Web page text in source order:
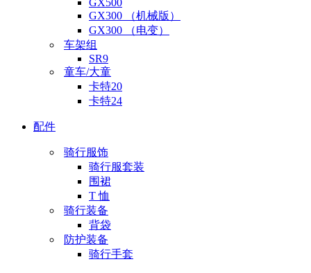
GX500
GX300 （机械版）
GX300 （电变）
车架组
SR9
童车/大童
卡特20
卡特24
配件
骑行服饰
骑行服套装
围裙
T 恤
骑行装备
背袋
防护装备
骑行手套